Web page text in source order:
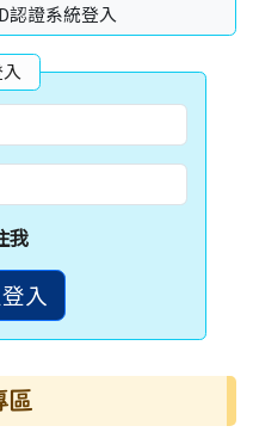
認證系統登入
我
入
區